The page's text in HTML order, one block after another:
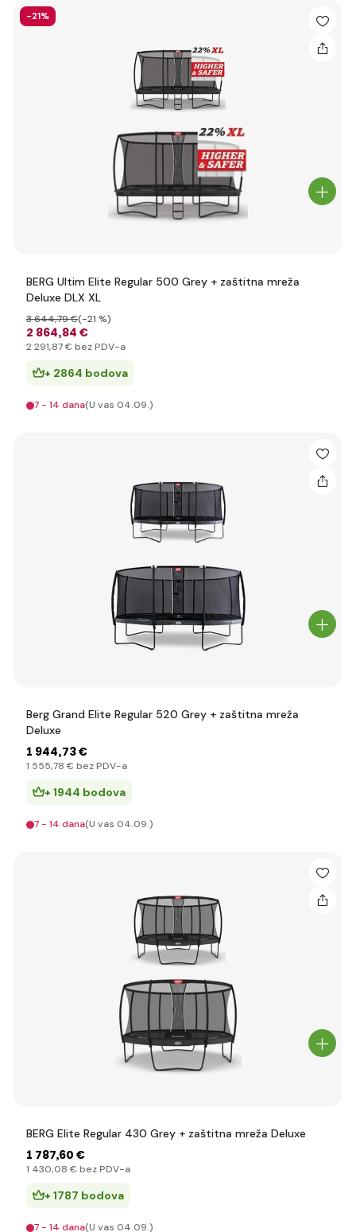
-21%
BERG Ultim Elite Regular 500 Grey + zaštitna mreža
Deluxe DLX XL
2 864,84 €
3 644,79 €(-21 %)
2 291,87 € bez PDV-a
+ 2864 bodova
7 - 14 dana(U vas 04.09.)
Berg Grand Elite Regular 520 Grey + zaštitna mreža
Deluxe
1 944,73 €
1 555,78 € bez PDV-a
+ 1944 bodova
7 - 14 dana(U vas 04.09.)
BERG Elite Regular 430 Grey + zaštitna mreža Deluxe
1 787,60 €
1 430,08 € bez PDV-a
+ 1787 bodova
7 - 14 dana(U vas 04.09.)